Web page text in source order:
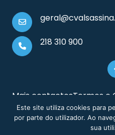
218 310 900
Mais contactosTermos e
Documentos e
Este site utiliza cookies para
por parte do utilizador. Ao
sua